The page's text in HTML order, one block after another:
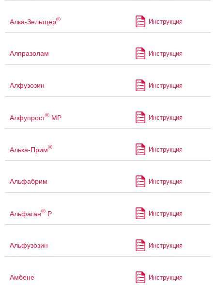
Алка-Зельтцер® Инструкция
Алпразолам Инструкция
Алфузозин Инструкция
Алфупрост® МР Инструкция
Алька-Прим® Инструкция
Альфабрим Инструкция
Альфаган® Р Инструкция
Альфузозин Инструкция
Амбене Инструкция